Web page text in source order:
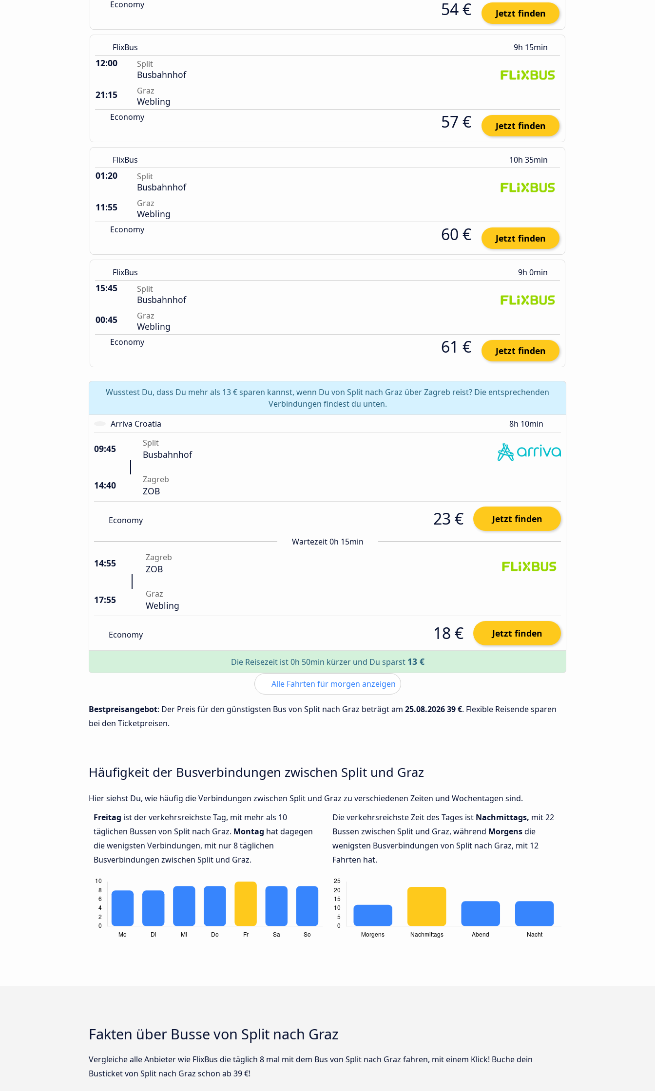
Economy 54 € Jetzt finden
FlixBus 9h 15min
12:00 Split
Busbahnhof
21:15
Graz
Webling
Economy 57 € Jetzt finden
FlixBus 10h 35min
01:20 Split
Busbahnhof
11:55
Graz
Webling
Economy 60 € Jetzt finden
FlixBus 9h 0min
15:45 Split
Busbahnhof
00:45
Graz
Webling
Economy 61 € Jetzt finden
Wusstest Du, dass Du mehr als 13 € sparen kannst, wenn Du von Split nach Graz über Zagreb reist? Die entsprechenden
Verbindungen findest du unten.
Arriva Croatia
8h 10min
09:45 Split
Busbahnhof
14:40 Zagreb
ZOB
Economy 23 € Jetzt finden
Wartezeit 0h 15min
14:55 Zagreb
ZOB
17:55 Graz
Webling
Economy 18 € Jetzt finden
Die Reisezeit ist 0h 50min kürzer und Du sparst 13 €
Alle Fahrten für morgen anzeigen
Bestpreisangebot: Der Preis für den günstigsten Bus von Split nach Graz beträgt am 25.08.202639 €. Flexible Reisende sparen
bei den Ticketpreisen.
Häufigkeit der Busverbindungen zwischen Split und Graz
Hier siehst Du, wie häufig die Verbindungen zwischen Split und Graz zu verschiedenen Zeiten und Wochentagen sind.
Freitag ist der verkehrsreichste Tag, mit mehr als 10
täglichen Bussen von Split nach Graz. Montag hat dagegen
die wenigsten Verbindungen, mit nur 8 täglichen
Busverbindungen zwischen Split und Graz.
Die verkehrsreichste Zeit des Tages ist Nachmittags, mit 22
Bussen zwischen Split und Graz, während Morgensdie
wenigsten Busverbindungen von Split nach Graz, mit 12
Fahrten hat.
Fakten über Busse von Split nach Graz
Vergleiche alle Anbieter wie FlixBus die täglich 8 mal mit dem Bus von Split nach Graz fahren, mit einem Klick! Buche dein
Busticket von Split nach Graz schon ab 39 €!